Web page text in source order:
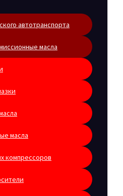
автотранспорта
масла
масла
компрессоров